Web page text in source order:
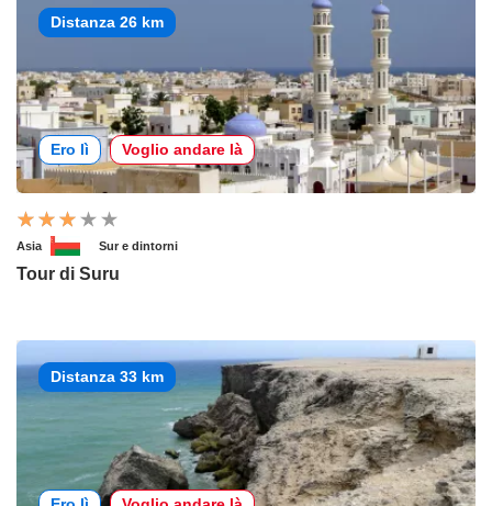
Distanza 26 km
Ero lì Voglio andare là
Asia Sur e dintorni
Tour di Suru
Distanza 33 km